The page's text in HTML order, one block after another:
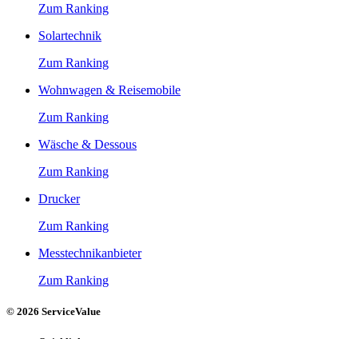
Zum Ranking
Solartechnik
Zum Ranking
Wohnwagen & Reisemobile
Zum Ranking
Wäsche & Dessous
Zum Ranking
Drucker
Zum Ranking
Messtechnikanbieter
Zum Ranking
© 2026 ServiceValue